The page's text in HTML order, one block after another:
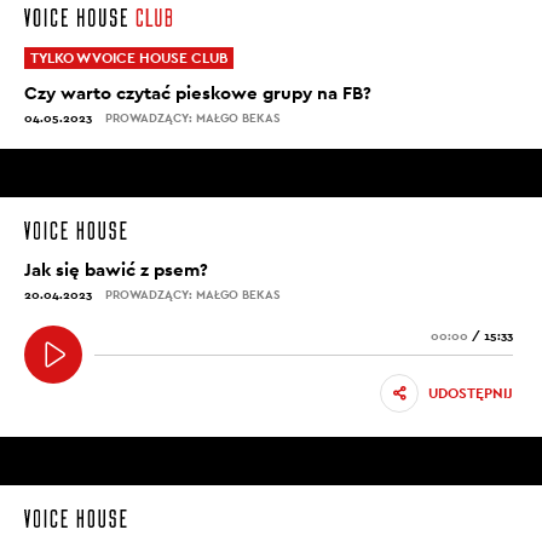
TYLKO W VOICE HOUSE CLUB
Czy warto czytać pieskowe grupy na FB?
04.05.2023 PROWADZĄCY: MAŁGO BEKAS
Jak się bawić z psem?
20.04.2023 PROWADZĄCY: MAŁGO BEKAS
00:00 / 15:33
UDOSTĘPNIJ